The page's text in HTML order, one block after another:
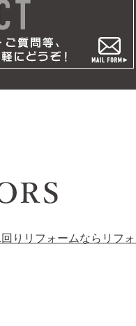
りリフォームならリフ